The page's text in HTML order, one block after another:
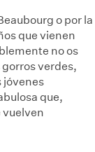
o por la
que vienen
no os
gorros verdes,
jóvenes
que,
vuelven